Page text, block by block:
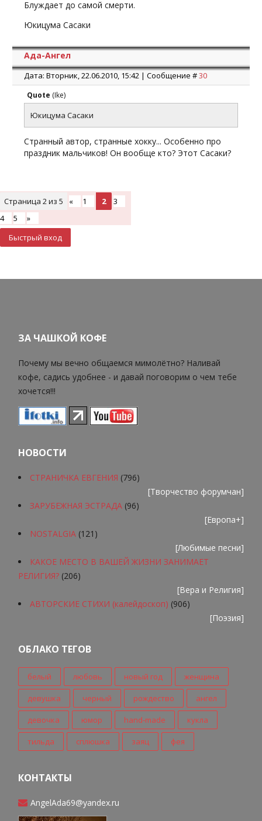
Блуждает до самой смерти.
Юкицума Сасаки
Ада-Ангел
Дата: Вторник, 22.06.2010, 15:42 | Сообщение #30
Quote (Ike)
Юкицума Сасаки
Странный автор, странные хокку... Особенно про
праздник мальчиков! Он вообще кто? Этот Сасаки?
Страница 2из 5 « 1 2
3
4
5 »
ЗА ЧАШКОЙ КОФЕ
Почему мы вечно общаемся мимолётно? Наливай
кофе, садись удобнее - и давай поговорим о чем тебе
хочется!!!
НОВОСТИ
СТРАНИЧКА ЕВГЕНИЯ (796)
[Творчество форумчан]
ЗАРУБЕЖНАЯ ЭСТРАДА (96)
[Европа+]
NOSTALGIA (121)
[Любимые песни]
КАКОЕ МЕСТО В ВАШЕЙ ЖИЗНИ ЗАНИМАЕТ
РЕЛИГИЯ? (206)
[Вера и Религия]
АВТОРСКИЕ СТИХИ (калейдоскоп) (906)
[Поэзия]
ОБЛАКО ТЕГОВ
белый любовь новый год женщина
девушка черный рождество ангел
девочка юмор hand-made кукла
тильда сплюшка заяц фея
КОНТАКТЫ
AngelAda69@yandex.ru